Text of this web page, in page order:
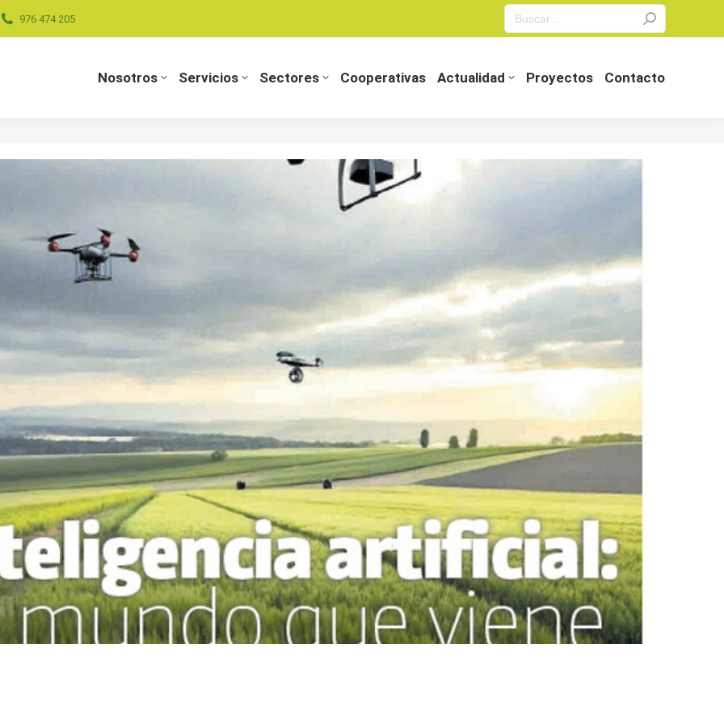
976 474 205
Search:
Nosotros Servicios Sectores Cooperativas Actualidad Proyectos Contacto
Actualidad Proyectos Contacto